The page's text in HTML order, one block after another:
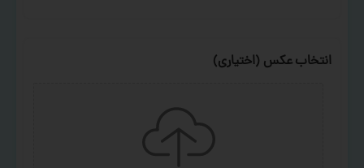
انتخاب عکس (اختیاری)